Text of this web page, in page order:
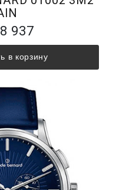
937
в корзину